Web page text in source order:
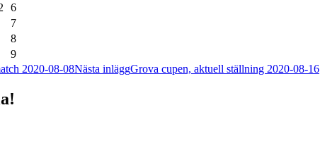
6
7
8
9
2020-08-08Nästa inläggGrova cupen, aktuell ställning 2020-08-16